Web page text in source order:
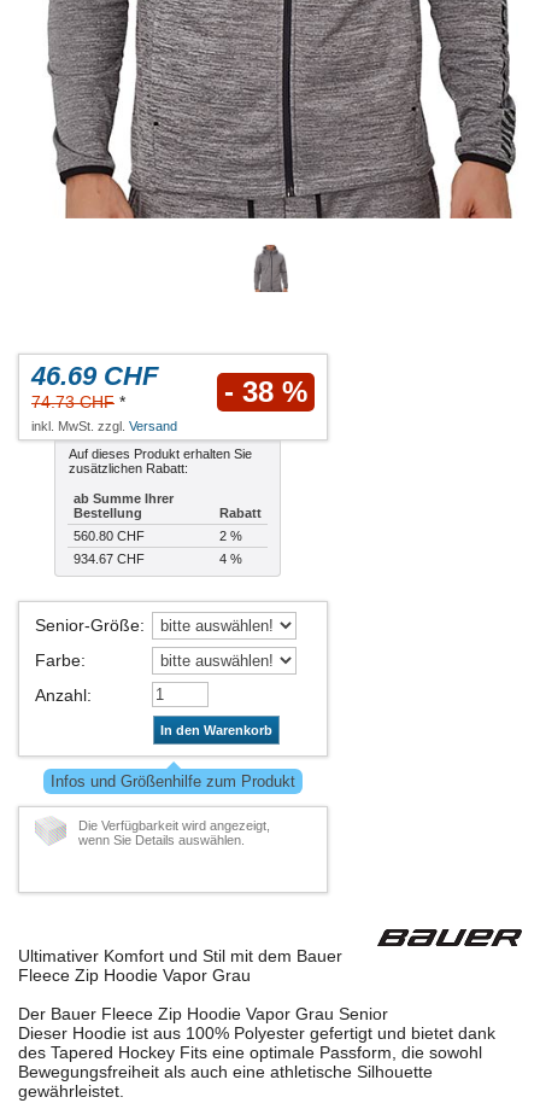
46.69 CHF
74.73 CHF * - 38 %
inkl. MwSt. zzgl. Versand
Auf dieses Produkt erhalten Sie
zusätzlichen Rabatt:
ab Summe Ihrer
Bestellung
Rabatt
560.80 CHF
2 %
934.67 CHF
4 %
Senior-Größe:
Farbe:
Anzahl:
In den Warenkorb
Infos und Größenhilfe zum Produkt
Die Verfügbarkeit wird angezeigt,
wenn Sie Details auswählen.
Ultimativer Komfort und Stil mit dem Bauer
Fleece Zip Hoodie Vapor Grau
Der Bauer Fleece Zip Hoodie Vapor Grau Senior
Dieser Hoodie ist aus 100% Polyester gefertigt und bietet dank
des Tapered Hockey Fits eine optimale Passform, die sowohl
Bewegungsfreiheit als auch eine athletische Silhouette
gewährleistet.